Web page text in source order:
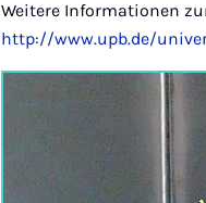
Weitere Informationen
http://www.upb.de/